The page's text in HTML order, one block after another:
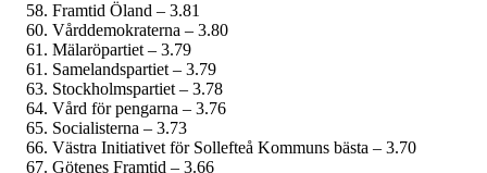
Framtid Öland – 3.81
Vårddemokraterna – 3.80
Mälaröpartiet – 3.79
Samelandspartiet – 3.79
Stockholmspartiet – 3.78
Vård för pengarna – 3.76
Socialisterna – 3.73
Västra Initiativet för Sollefteå Kommuns bästa – 3.70
Götenes Framtid – 3.66